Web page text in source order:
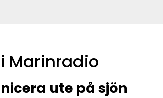
Marinradio
ute på sjön